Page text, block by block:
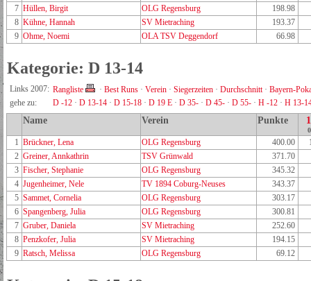
7 Hüllen, Birgit OLG Regensburg
198.98
8 Kühne, Hannah SV Mietraching
193.37
9 Ohme, Noemi OLA TSV Deggendorf 66.98
Kategorie: D 13-14
Links 2007: Rangliste · Best Runs · Verein · Siegerzeiten · Durchschnitt· Bayern-
gehe zu:
D -12 · D 13-14 · D 15-18 · D 19 E · D 35- · D 45- · D 55- · H -12 · H 13-
Name Verein Punkte
1 Brückner, Lena OLG Regensburg 400.00
2 Greiner, Annkathrin TSV Grünwald
371.70
3 Fischer, Stephanie OLG Regensburg
345.32
4 Jugenheimer, Nele TV 1894 Coburg-Neuses
343.37
5 Sammet, Cornelia OLG Regensburg
303.17
6 Spangenberg, Julia OLG Regensburg
300.81
7 Gruber, Daniela SV Mietraching
252.60
8 Penzkofer, Julia SV Mietraching
194.15
9 Ratsch, Melissa OLG Regensburg 69.12